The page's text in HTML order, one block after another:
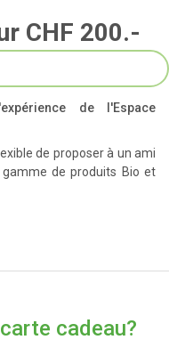
CHF 200.-
l'expérience de l'Espace
de proposer à un ami
de produits Bio et
cadeau?